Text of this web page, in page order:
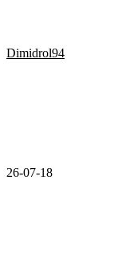
Dimidrol94
26-07-18